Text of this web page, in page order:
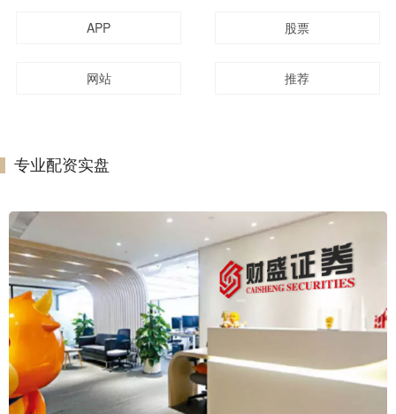
APP 股票
网站 推荐
专业配资实盘